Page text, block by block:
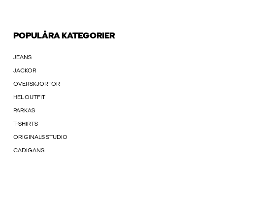
POPULÄRA KATEGORIER
JEANS
JACKOR
ÖVERSKJORTOR
HEL OUTFIT
PARKAS
T-SHIRTS
ORIGINALS STUDIO
CADIGANS